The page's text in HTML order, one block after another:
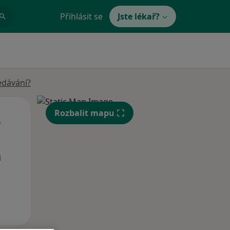
Přihlásit se Jste lékař?
St Čt
13 Srpen
Rozbalit mapu